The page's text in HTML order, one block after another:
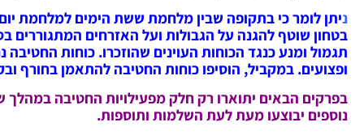
ניתן לומר כי בתקופה שבין מלחמת ששת הימים למלחמת
בטחון שוטף להגנה על הגבולות ועל האזרחים המתגוררים
תגמול ומנע כנגד הכוחות העוינים שהוזכרו. כוחות החטיבה
ופצועים. במקביל, הוסיפו כוחות החטיבה להתאמן בחורף
בפרקים הבאים יתוארו רק חלק מפעילויות החטיבה
נוספים יבוצעו מעת לעת השלמות ותוספות.